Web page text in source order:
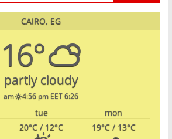
CAIRO, EG
16°
partly cloudy
6:26 am
4:56 pm EET
mon
tue
19°C/ 13°C
20°C / 12°C